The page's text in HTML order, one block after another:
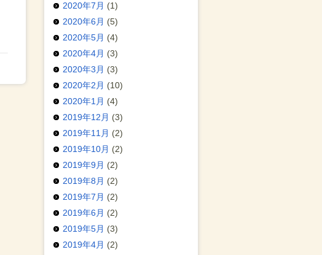
2020年7月 (1)
2020年6月 (5)
2020年5月 (4)
2020年4月 (3)
2020年3月 (3)
2020年2月 (10)
2020年1月 (4)
2019年12月 (3)
2019年11月 (2)
2019年10月 (2)
2019年9月 (2)
2019年8月 (2)
2019年7月 (2)
2019年6月 (2)
2019年5月 (3)
2019年4月 (2)